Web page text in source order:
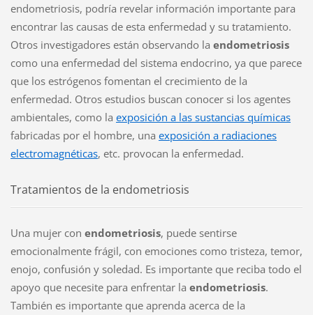
endometriosis, podría revelar información importante para
encontrar las causas de esta enfermedad y su tratamiento.
Otros investigadores están observando la endometriosis
como una enfermedad del sistema endocrino, ya que parece
que los estrógenos fomentan el crecimiento de la
enfermedad. Otros estudios buscan conocer si los agentes
ambientales, como la exposición a las sustancias químicas
fabricadas por el hombre, una exposición a radiaciones
electromagnéticas, etc. provocan la enfermedad.
Tratamientos de la endometriosis
Una mujer con endometriosis, puede sentirse
emocionalmente frágil, con emociones como tristeza, temor,
enojo, confusión y soledad. Es importante que reciba todo el
apoyo que necesite para enfrentar la endometriosis.
También es importante que aprenda acerca de la